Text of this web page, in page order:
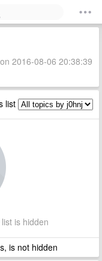
2016-08-06 20:38:39
list
is hidden
is not hidden